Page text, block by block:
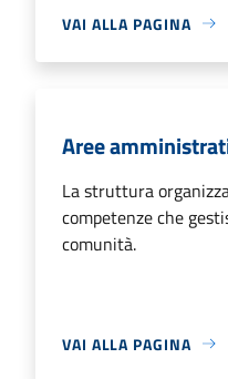
VAI ALLA PAGINA
Aree
La struttura
competenze che
comunità.
VAI ALLA PAGINA